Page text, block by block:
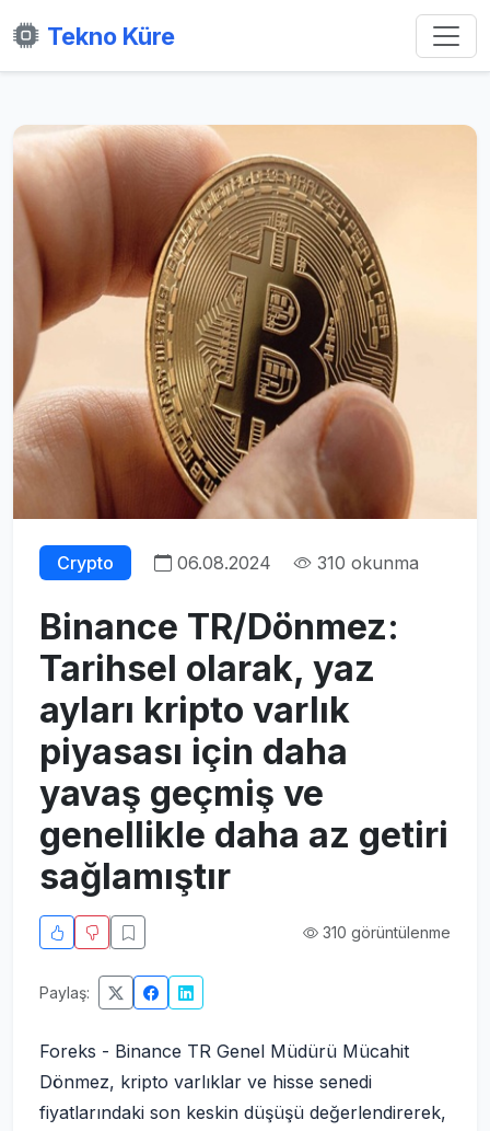
Tekno Küre
Crypto 06.08.2024 310 okunma
Binance TR/Dönmez:
Tarihsel olarak, yaz
ayları kripto varlık
piyasası için daha
yavaş geçmiş ve
genellikle daha az getiri
sağlamıştır
310 görüntülenme
Paylaş:
Foreks - Binance TR Genel Müdürü Mücahit
Dönmez, kripto varlıklar ve hisse senedi
fiyatlarındaki son keskin düşüşü değerlendirerek,